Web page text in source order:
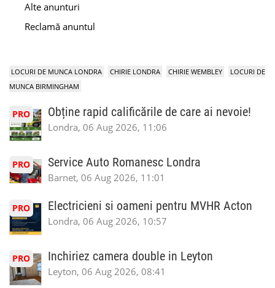
Alte anunturi
Reclamă anuntul
LOCURI DE MUNCA LONDRA CHIRIE LONDRA CHIRIE WEMBLEY
LOCURI DE
MUNCA BIRMINGHAM
PRO Obține rapid calificările de care ai nevoie!
Londra, 06 Aug 2026, 11:06
PRO Service Auto Romanesc Londra
Barnet, 06 Aug 2026, 11:01
PRO Electricieni si oameni pentru MVHR Acton
Londra, 06 Aug 2026, 10:57
PRO Inchiriez camera double in Leyton
Leyton, 06 Aug 2026, 08:41